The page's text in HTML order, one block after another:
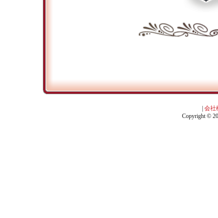
会社
Copyright ©